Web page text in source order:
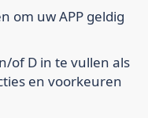
om uw APP geldig
of D in te vullen als
en voorkeuren